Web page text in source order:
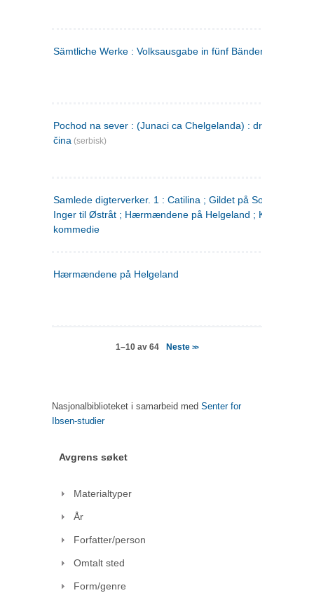
Sämtliche Werke : Volksausgabe in fünf Bänden
Pochod na sever : (Junaci ca Chelgelanda) : drama u četiri
čina (serbisk)
Samlede digterverker. 1 : Catilina ; Gildet på Solhaug ; Fru
Inger til Østråt ; Hærmændene på Helgeland ;
kommedie
Hærmændene på Helgeland
1–10 av 64 Neste>>
Nasjonalbiblioteket i samarbeid med Senter for
Ibsen-studier
Avgrens søket
Materialtyper
År
Forfatter/person
Omtalt sted
Form/genre